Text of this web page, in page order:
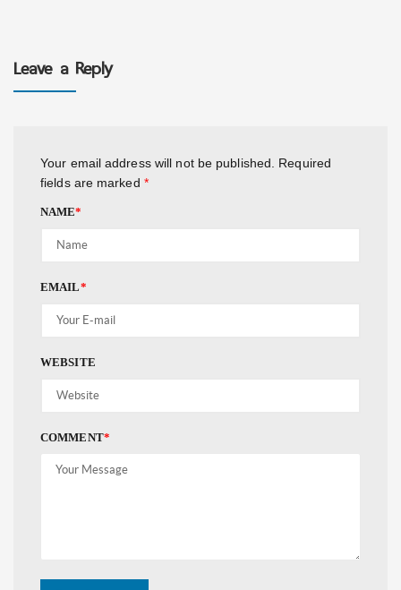
Leave a Reply
Your email address will not be published.
Required
fields are marked *
NAME*
EMAIL*
WEBSITE
COMMENT*